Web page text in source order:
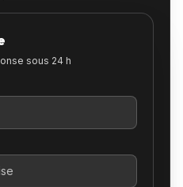
sous 24 h